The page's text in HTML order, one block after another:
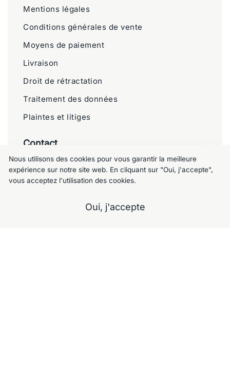
Mentions légales
Conditions générales de vente
Moyens de paiement
Livraison
Droit de rétractation
Traitement des données
Plaintes et litiges
Contact
Meublemalin
Chaussée de Charleroi 125, 1060 Saint-
+32 477 09 49 80
Nous utilisons des cookies pour vous garantir la meilleure
expérience sur notre site web. En cliquant sur "Oui, j'accepte",
vous acceptez l'utilisation des cookies.
Oui, j'accepte